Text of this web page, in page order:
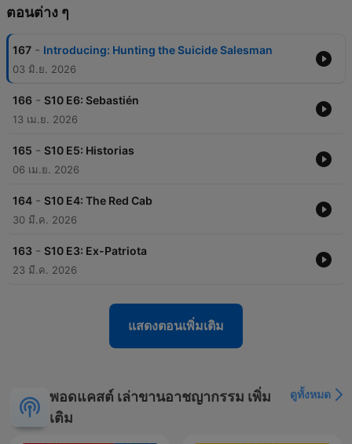
ตอนต่าง ๆ
167 - Introducing: Hunting the Suicide Salesman
03 มิ.ย. 2026
166 - S10 E6: Sebastién
13 เม.ย. 2026
165 - S10 E5: Historias
06 เม.ย. 2026
164 - S10 E4: The Red Cab
30 มี.ค. 2026
163 - S10 E3: Ex-Patriota
23 มี.ค. 2026
แสดงตอนเพิ่มเติม
พอดแคสต์ เล่าขานอาชญากรรม เพิ่ม
เติม
ดูทั้งหมด